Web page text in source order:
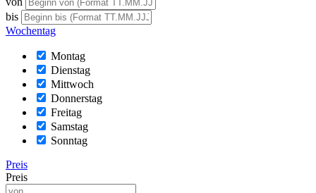
bis
Wochentag
Montag
Dienstag
Mittwoch
Donnerstag
Freitag
Samstag
Sonntag
Preis
Preis